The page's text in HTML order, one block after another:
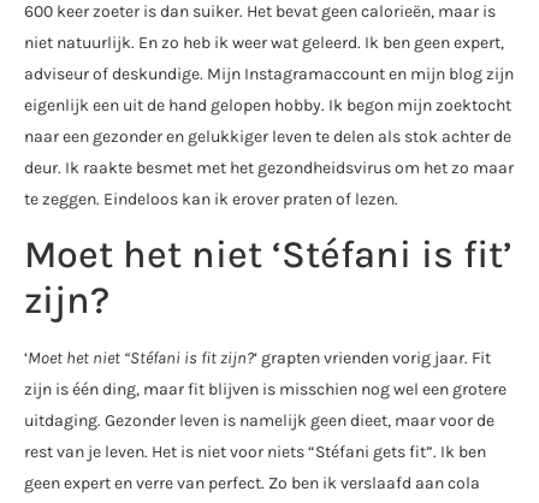
600 keer zoeter is dan suiker. Het bevat geen calorieën, maar is
niet natuurlijk. En zo heb ik weer wat geleerd. Ik ben geen expert,
adviseur of deskundige. Mijn Instagramaccount en mijn blog zijn
eigenlijk een uit de hand gelopen hobby. Ik begon mijn zoektocht
naar een gezonder en gelukkiger leven te delen als stok achter de
deur. Ik raakte besmet met het gezondheidsvirus om het zo maar
te zeggen. Eindeloos kan ik erover praten of lezen.
Moet het niet ‘Stéfani is fit’
zijn?
‘Moet het niet “Stéfani is fit zijn?‘ grapten vrienden vorig jaar. Fit
zijn is één ding, maar fit blijven is misschien nog wel een grotere
uitdaging. Gezonder leven is namelijk geen dieet, maar voor de
rest van je leven. Het is niet voor niets “Stéfani gets fit”. Ik ben
geen expert en verre van perfect. Zo ben ik verslaafd aan cola